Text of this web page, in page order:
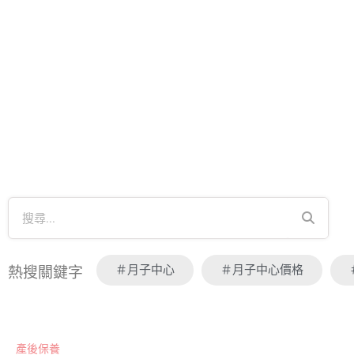
熱搜關鍵字 ＃月子中心 ＃月子中心價格
產後保養